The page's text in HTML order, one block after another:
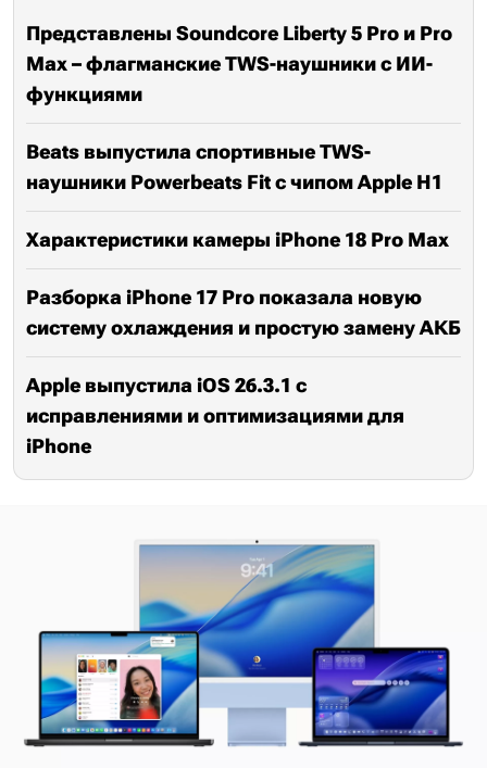
Представлены Soundcore Liberty 5 Pro и Pro
Max – флагманские TWS-наушники с ИИ-
функциями
Beats выпустила спортивные TWS-
наушники Powerbeats Fit с чипом Apple H1
Характеристики камеры iPhone 18 Pro Max
Разборка iPhone 17 Pro показала новую
систему охлаждения и простую замену АКБ
Apple выпустила iOS 26.3.1 с
исправлениями и оптимизациями для
iPhone